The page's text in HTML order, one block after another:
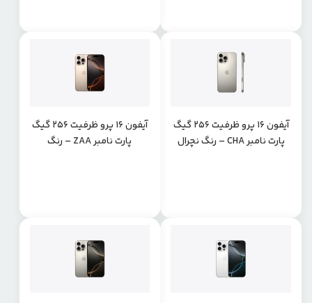
آیفون 16 پرو ظرفیت 256 گیگ
پارت نامبر CHA – رنگ نچرال
آیفون 16 پرو ظرفیت 256 گیگ
پارت نامبر ZAA – رنگ